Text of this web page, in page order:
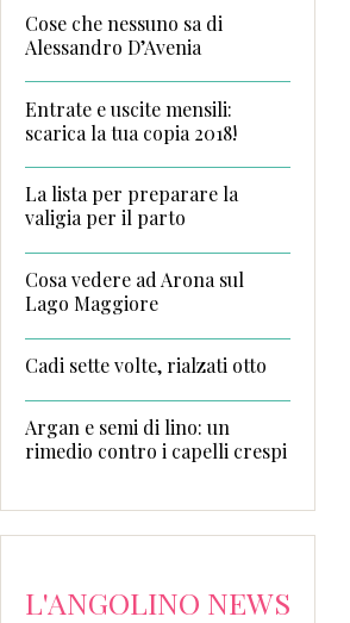
Cose che nessuno sa di
Alessandro D’Avenia
Entrate e uscite mensili:
scarica la tua copia 2018!
La lista per preparare la
valigia per il parto
Cosa vedere ad Arona sul
Lago Maggiore
Cadi sette volte, rialzati otto
Argan e semi di lino: un
rimedio contro i capelli crespi
L'ANGOLINO NEWS